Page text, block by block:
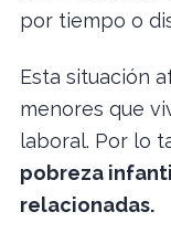
por tiempo o
Esta situación
menores que
laboral. Por lo
pobreza
relacionadas.